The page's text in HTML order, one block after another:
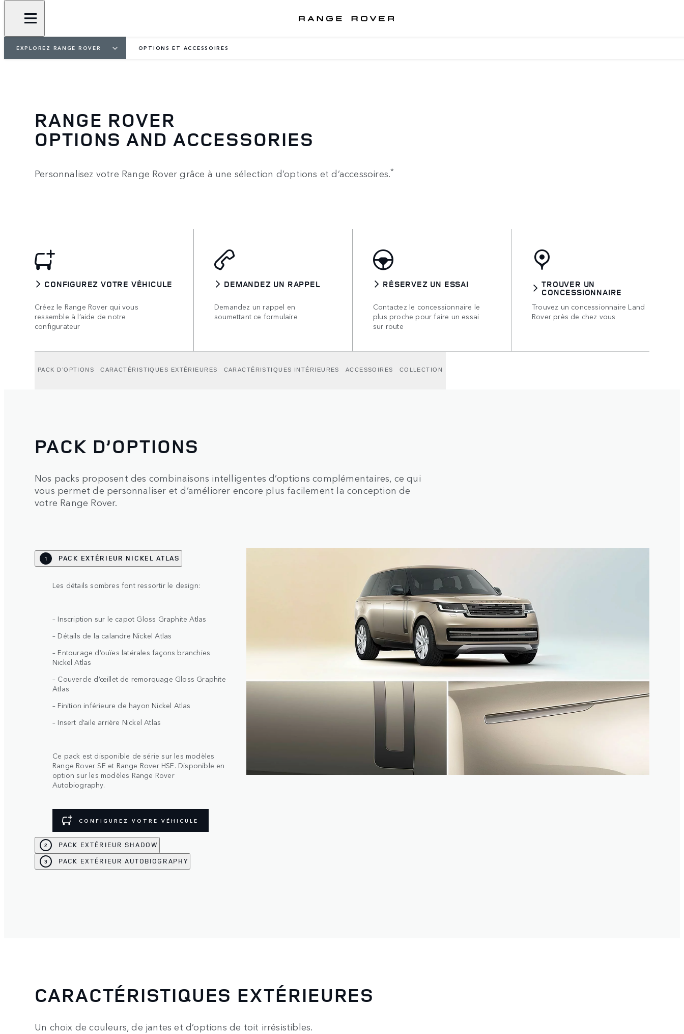
EXPLOREZ RANGE ROVER OPTIONS ET ACCESSOIRES
RANGE ROVER
OPTIONS AND ACCESSORIES
Personnalisez votre Range Rover grâce à une sélection d’options et d’accessoires.*
CONFIGUREZ VOTRE VÉHICULE
Créez le Range Rover qui vous
ressemble à l’aide de notre
configurateur
DEMANDEZ UN RAPPEL
Demandez un rappel en
soumettant ce formulaire
RÉSERVEZ UN ESSAI
Contactez le concessionnaire le
plus proche pour faire un essai
sur route
TROUVER UN
CONCESSIONNAIRE
Trouvez un concessionnaire Land
Rover près de chez vous
PACK D’OPTIONS CARACTÉRISTIQUES EXTÉRIEURES CARACTÉRISTIQUES INTÉRIEURES ACCESSOIRES COLLECTION
PACK D’OPTIONS
Nos packs proposent des combinaisons intelligentes d’options complémentaires, ce qui
vous permet de personnaliser et d’améliorer encore plus facilement la conception de
votre Range Rover.
1 PACK EXTÉRIEUR NICKEL ATLAS
Les détails sombres font ressortir le design:
– Inscription sur le capot Gloss Graphite Atlas
– Détails de la calandre Nickel Atlas
– Entourage d’ouïes latérales façons branchies
Nickel Atlas
– Couvercle d’œillet de remorquage Gloss Graphite
Atlas
– Finition inférieure de hayon Nickel Atlas
– Insert d’aile arrière Nickel Atlas
Ce pack est disponible de série sur les modèles
Range Rover SE et Range Rover HSE. Disponible en
option sur les modèles Range Rover
Autobiography.
CONFIGUREZ VOTRE VÉHICULE
2 PACK EXTÉRIEUR SHADOW
3 PACK EXTÉRIEUR AUTOBIOGRAPHY
CARACTÉRISTIQUES EXTÉRIEURES
Un choix de couleurs, de jantes et d’options de toit irrésistibles.